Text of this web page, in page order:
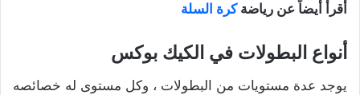
أقرأ أيضاً عن رياضةكرة السلة
أنواع البطولات في الكيك بوكس
يوجد عدة مستويات من البطولات ، وكل مستوى له خصائصه